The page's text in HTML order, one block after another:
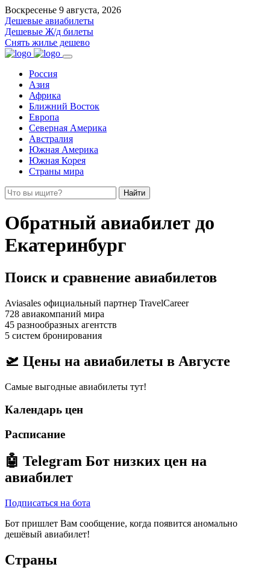
Воскресенье 9 августа, 2026
Дешевые авиабилеты
Дешевые Ж/д билеты
Снять жилье дешево
Россия
Азия
Африка
Ближний Восток
Европа
Северная Америка
Австралия
Южная Америка
Южная Корея
Страны мира
Найти
Обратный авиабилет до
Екатеринбург
Поиск и сравнение авиабилетов
Aviasales официальный партнер TravelCareer
728 авиакомпаний мира
45 разнообразных агентств
5 систем бронирования
🛫 Цены на авиабилеты в Августе
Самые выгодные авиабилеты тут!
Календарь цен
Расписание
🤖 Telegram Бот низких цен на
авиабилет
Подписаться на бота
Бот пришлет Вам сообщение, когда появится аномально
дешёвый авиабилет!
Страны